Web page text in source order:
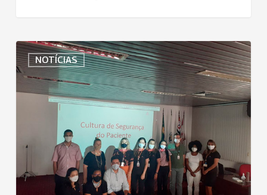
NOTÍCIAS
Núcleo
de
Segurança
do
Uniodonto
Campinas
dissemina